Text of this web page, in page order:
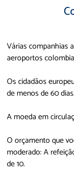
Várias companhias
aeroportos
Os cidadãos
de menos de 60 dias.
A moeda em
O orçamento que
moderado: A
de 10.